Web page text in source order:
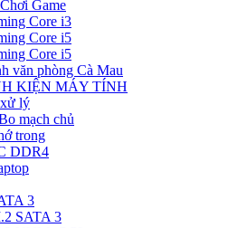
Game
Core i3
Core i5
Core i5
văn phòng Cà Mau
KIỆN MÁY TÍNH
lý
mạch chủ
trong
DDR4
3
SATA 3